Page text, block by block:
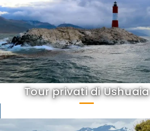
Tour privati di Ushuaia